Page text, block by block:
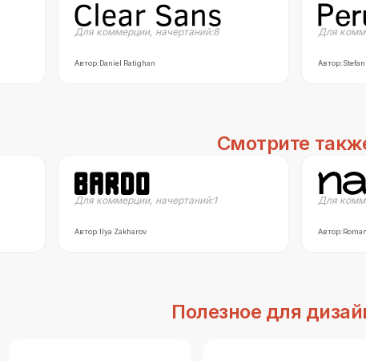
Для коммерции, начертаний:8
Автор:Daniel Ratighan
Для
Автор:
Смотрите
Для коммерции, начертаний:1
Автор:Ilya Zakharov
Для
Автор:
Полезное для